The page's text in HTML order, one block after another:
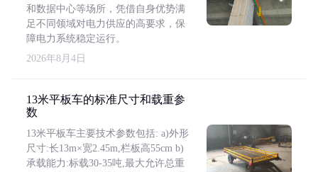
和数据中心等场所，凭借自身优势满
足不同领域对电力供应的高要求，保
障电力系统稳定运行。
2026年8月4日
13米平板车的标准尺寸和载重参
数
13米平板车主要技术参数包括: a)外形
尺寸:长13m×宽2.45m,栏板高55cm b)
承载能力:标载30-35吨,最大允许总重